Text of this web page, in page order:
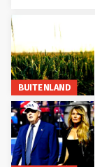
BUITENLAND